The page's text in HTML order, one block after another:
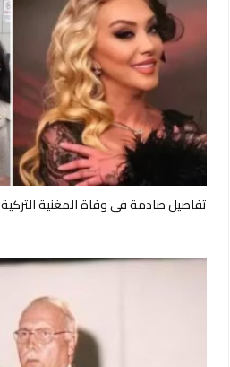
تفاصيل صادمة في وفاة المغنية التركية Güllü.. ابنتها قتلتها عمداً